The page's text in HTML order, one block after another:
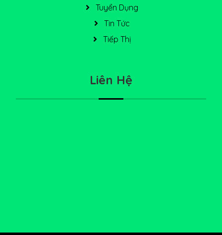
Tuyển Dụng
Tin Tức
Tiếp Thị
Liên Hệ